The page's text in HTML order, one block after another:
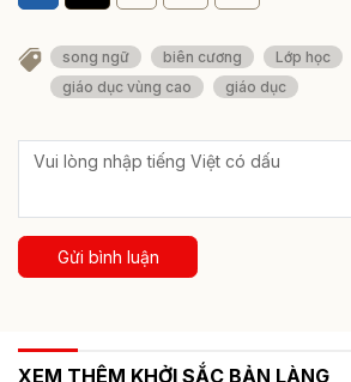
song ngữ biên cương Lớp học
giáo dục vùng cao
giáo dục
Gửi bình luận
XEM THÊM KHỞI SẮC BẢN LÀNG